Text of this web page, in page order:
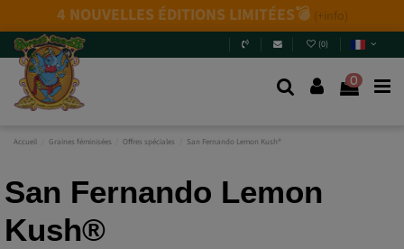
4 NOUVELLES ÉDITIONS LIMITÉES💣 (+info)
(0)
0
Accueil Graines féminisées Offres spéciales San Fernando Lemon Kush®
San Fernando Lemon
Kush®